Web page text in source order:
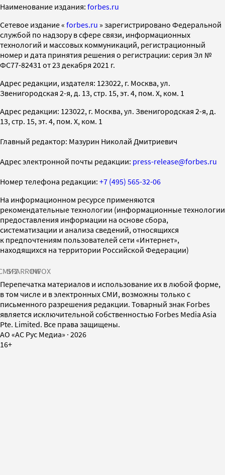
Наименование издания: forbes.ru
Cетевое издание « forbes.ru » зарегистрировано Федеральной
службой по надзору в сфере связи, информационных
технологий и массовых коммуникаций, регистрационный
номер и дата принятия решения о регистрации: серия Эл №
ФС77-82431 от 23 декабря 2021 г.
Адрес редакции, издателя: 123022, г. Москва, ул.
Звенигородская 2-я, д. 13, стр. 15, эт. 4, пом. X, ком. 1
Адрес редакции: 123022, г. Москва, ул. Звенигородская 2-я, д.
13, стр. 15, эт. 4, пом. X, ком. 1
Главный редактор: Мазурин Николай Дмитриевич
Адрес электронной почты редакции: press-release@forbes.ru
Номер телефона редакции: +7 (495) 565-32-06
На информационном ресурсе применяются
рекомендательные технологии (информационные технологии
предоставления информации на основе сбора,
систематизации и анализа сведений, относящихся
к предпочтениям пользователей сети «Интернет»,
находящихся на территории Российской Федерации)
SPARROWINFOX
Перепечатка материалов и использование их в любой форме,
в том числе и в электронных СМИ, возможны только с
письменного разрешения редакции. Товарный знак Forbes
является исключительной собственностью Forbes Media Asia
Pte. Limited. Все права защищены.
AO «АС Рус Медиа» · 2026
16+